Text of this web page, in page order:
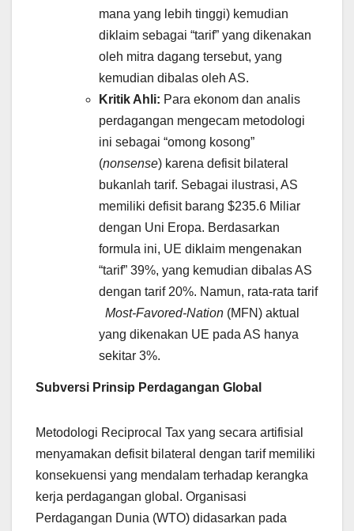
mana yang lebih tinggi) kemudian
diklaim sebagai “tarif” yang dikenakan
oleh mitra dagang tersebut, yang
kemudian dibalas oleh AS.
Kritik Ahli: Para ekonom dan analis
perdagangan mengecam metodologi
ini sebagai “omong kosong”
(nonsense) karena defisit bilateral
bukanlah tarif. Sebagai ilustrasi, AS
memiliki defisit barang $235.6 Miliar
dengan Uni Eropa. Berdasarkan
formula ini, UE diklaim mengenakan
“tarif” 39%, yang kemudian dibalas AS
dengan tarif 20%. Namun, rata-rata tarif
Most-Favored-Nation (MFN) aktual
yang dikenakan UE pada AS hanya
sekitar 3%.
Subversi Prinsip Perdagangan Global
Metodologi Reciprocal Tax yang secara artifisial
menyamakan defisit bilateral dengan tarif memiliki
konsekuensi yang mendalam terhadap kerangka
kerja perdagangan global. Organisasi
Perdagangan Dunia (WTO) didasarkan pada